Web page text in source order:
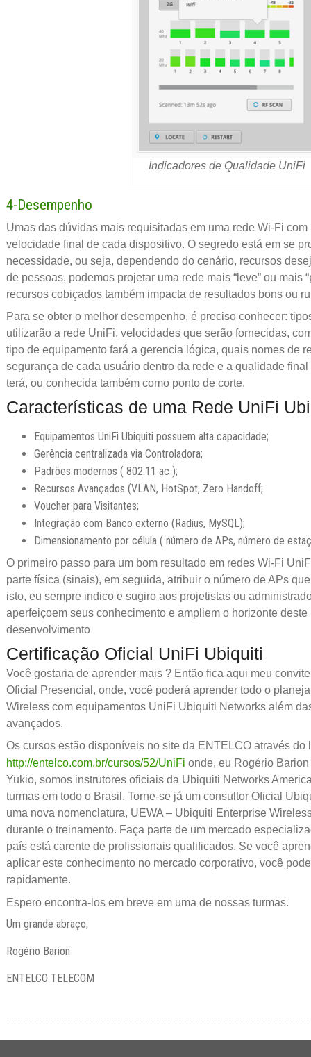
Indicadores de Qualidade UniFi
4-Desempenho
Umas das dúvidas mais requisitadas em uma rede Wi-Fi
velocidade final de cada dispositivo. O segredo está em se
necessidade, ou seja, dependendo do cenário, recursos
de pessoas, podemos projetar uma rede mais “leve” ou mais
recursos cobiçados também impacta de resultados bons ou
Para se obter o melhor desempenho, é preciso conhecer:
utilizarão a rede UniFi, velocidades que serão fornecidas,
tipo de equipamento fará a gerencia lógica, quais nomes de
segurança de cada usuário dentro da rede e a qualidade
terá, ou conhecida também como ponto de corte.
Características de uma Rede UniFi
Equipamentos UniFi Ubiquiti possuem alta capacidade;
Gerência centralizada via Controladora;
Padrões modernos ( 802.11 ac );
Recursos Avançados (VLAN, HotSpot, Zero Handoff;
Voucher para Visitantes;
Integração com Banco externo (Radius, MySQL);
Dimensionamento por célula ( número de APs, número de
O primeiro passo para um bom resultado em redes Wi-Fi
parte física (sinais), em seguida, atribuir o número de APs
isto, eu sempre indico e sugiro aos projetistas ou
aperfeiçoem seus conhecimento e ampliem o horizonte
desenvolvimento
Certificação Oficial UniFi Ubiquiti
Você gostaria de aprender mais ? Então fica aqui meu
Oficial Presencial, onde, você poderá aprender todo o
Wireless com equipamentos UniFi Ubiquiti Networks além
avançados.
Os cursos estão disponíveis no site da ENTELCO através do
http://entelco.com.br/cursos/52/UniFi onde, eu Rogério
Yukio, somos instrutores oficiais da Ubiquiti Networks
turmas em todo o Brasil. Torne-se já um consultor Oficial
uma nova nomenclatura, UEWA – Ubiquiti Enterprise
durante o treinamento. Faça parte de um mercado
país está carente de profissionais qualificados. Se você
aplicar este conhecimento no mercado corporativo, você
rapidamente.
Espero encontra-los em breve em uma de nossas turmas.
Um grande abraço,
Rogério Barion
ENTELCO TELECOM